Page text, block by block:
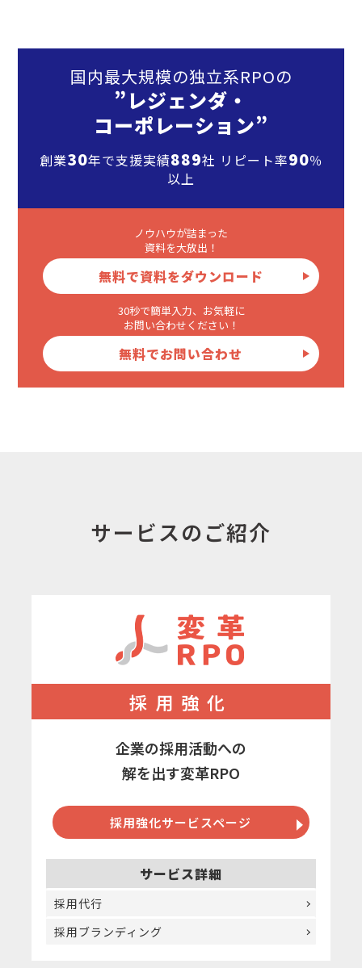
国内最大規模の独立系RPOの
”レジェンダ・
コーポレーション”
創業30年で支援実績889社 リピート率90％
以上
ノウハウが詰まった
資料を大放出！
無料で資料をダウンロード
30秒で簡単入力、お気軽に
お問い合わせください！
無料でお問い合わせ
サービスのご紹介
採用強化
企業の採用活動への
解を出す変革RPO
採用強化サービスページ
サービス詳細
採用代行
採用ブランディング